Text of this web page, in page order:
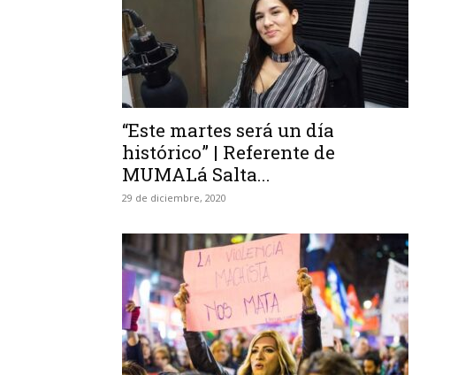
“Este martes será un día
histórico” | Referente de
MUMALá Salta...
29 de diciembre, 2020